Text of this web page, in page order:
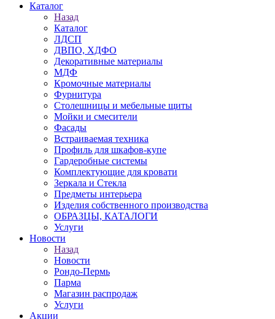
Каталог
Назад
Каталог
ЛДСП
ДВПО, ХДФО
Декоративные материалы
МДФ
Кромочные материалы
Фурнитура
Столешницы и мебельные щиты
Мойки и смесители
Фасады
Встраиваемая техника
Профиль для шкафов-купе
Гардеробные системы
Комплектующие для кровати
Зеркала и Стекла
Предметы интерьера
Изделия собственного производства
ОБРАЗЦЫ, КАТАЛОГИ
Услуги
Новости
Назад
Новости
Рондо-Пермь
Парма
Магазин распродаж
Услуги
Акции